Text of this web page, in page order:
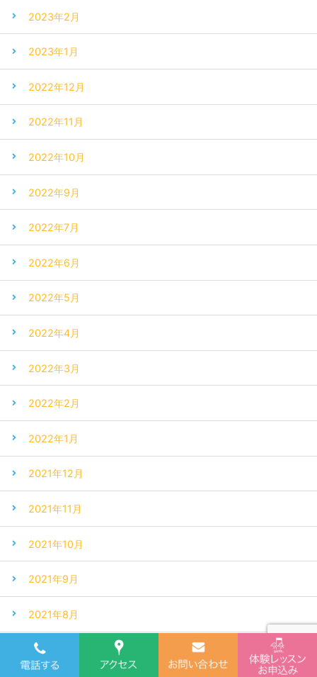
2023年2月
2023年1月
2022年12月
2022年11月
2022年10月
2022年9月
2022年7月
2022年6月
2022年5月
2022年4月
2022年3月
2022年2月
2022年1月
2021年12月
2021年11月
2021年10月
2021年9月
2021年8月
2021年7月